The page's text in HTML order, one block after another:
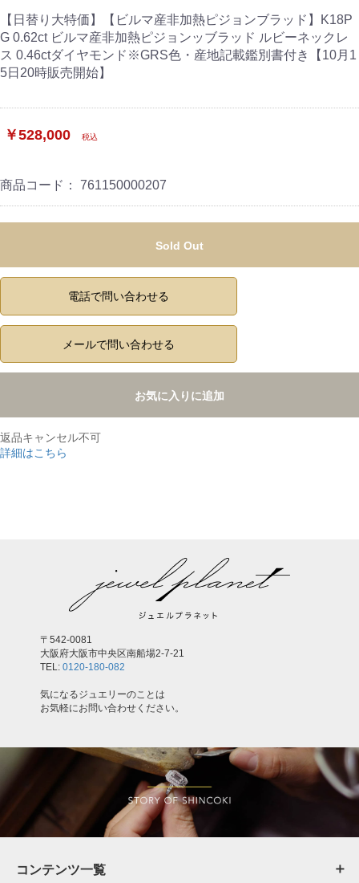
【日替り大特価】【ビルマ産非加熱ピジョンブラッド】K18P
G 0.62ct ビルマ産非加熱ピジョンッブラッド ルビーネックレ
ス 0.46ctダイヤモンド※GRS色・産地記載鑑別書付き【10月1
5日20時販売開始】
￥528,000 税込
商品コード： 761150000207
Sold Out
電話で問い合わせる
メールで問い合わせる
お気に入りに追加
返品キャンセル不可
詳細はこちら
〒542-0081
大阪府大阪市中央区南船場2-7-21
TEL: 0120-180-082
気になるジュエリーのことは
お気軽にお問い合わせください。
コンテンツ一覧